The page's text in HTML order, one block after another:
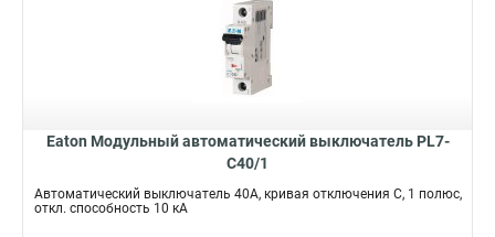
Eaton Модульный автоматический выключатель PL7-
C40/1
Автоматический выключатель 40А, кривая отключения С, 1 полюс,
откл. способность 10 кА